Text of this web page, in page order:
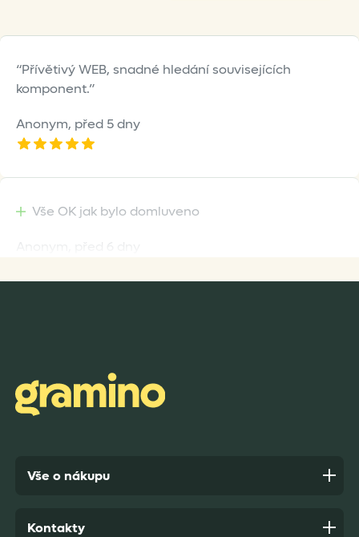
Přívětivý WEB, snadné hledání souvisejících
komponent.
Anonym, před 5 dny
Vše OK jak bylo domluveno
Anonym,před 7 dny
Vše o nákupu
Kontakty